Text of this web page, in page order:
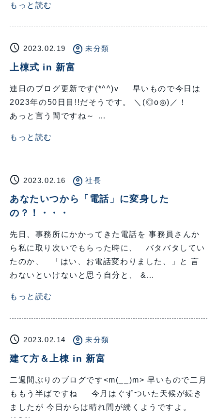
もっと読む
schedule 2023.02.19 account_circle 未分類
上棟式 in 新富
連日のブログ更新です(*^^)v 早いもので今日は
2023年の50日目!!だそうです。 ＼(◎o◎)／！
あっと言う間ですね～ …
もっと読む
schedule 2023.02.16 account_circle 社長
あなたいつから「電話」に変身した
の？！・・・
先日、事務所にかかってきた電話を 事務員さんか
ら私に取り次いでもらった時に、 バタバタしてい
たのか、 「はい、お電話変わりました、」と 言
わないといけないと思う自分と、 &…
もっと読む
schedule 2023.02.14 account_circle 未分類
建て方＆上棟 in 新富
二週間ぶりのブログです<m(__)m> 早いもので二月
ももう半ばですね 今月はぐずついた天候が続き
ましたが 今日からは晴れ間が続くようですよ。